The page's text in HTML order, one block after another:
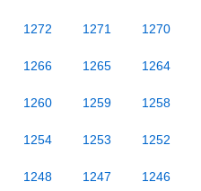
1272 1271 1270
1266 1265 1264
1260 1259 1258
1254 1253 1252
1248 1247 1246